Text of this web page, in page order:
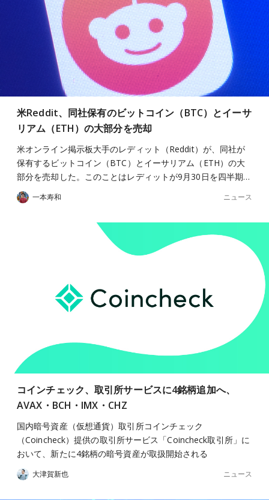
米Reddit、同社保有のビットコイン（BTC）とイーサ
リアム（ETH）の大部分を売却
米オンライン掲示板大手のレディット（Reddit）が、同社が
保有するビットコイン（BTC）とイーサリアム（ETH）の大
部分を売却した。このことはレディットが9月30日を四半期…
一本寿和 ニュース
コインチェック、取引所サービスに4銘柄追加へ、
AVAX・BCH・IMX・CHZ
国内暗号資産（仮想通貨）取引所コインチェック
（Coincheck）提供の取引所サービス「Coincheck取引所」に
おいて、新たに4銘柄の暗号資産が取扱開始される
大津賀新也 ニュース